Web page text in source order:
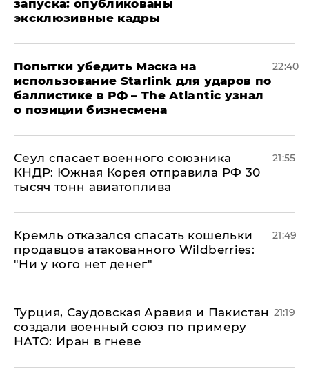
запуска: опубликованы
эксклюзивные кадры
Попытки убедить Маска на
использование Starlink для ударов по
баллистике в РФ – The Atlantic узнал
о позиции бизнесмена
22:40
​Сеул спасает военного союзника
КНДР: Южная Корея отправила РФ 30
тысяч тонн авиатоплива
21:55
Кремль отказался спасать кошельки
продавцов атакованного Wildberries:
"Ни у кого нет денег"
21:49
Турция, Саудовская Аравия и Пакистан
создали военный союз по примеру
НАТО: Иран в гневе
21:19